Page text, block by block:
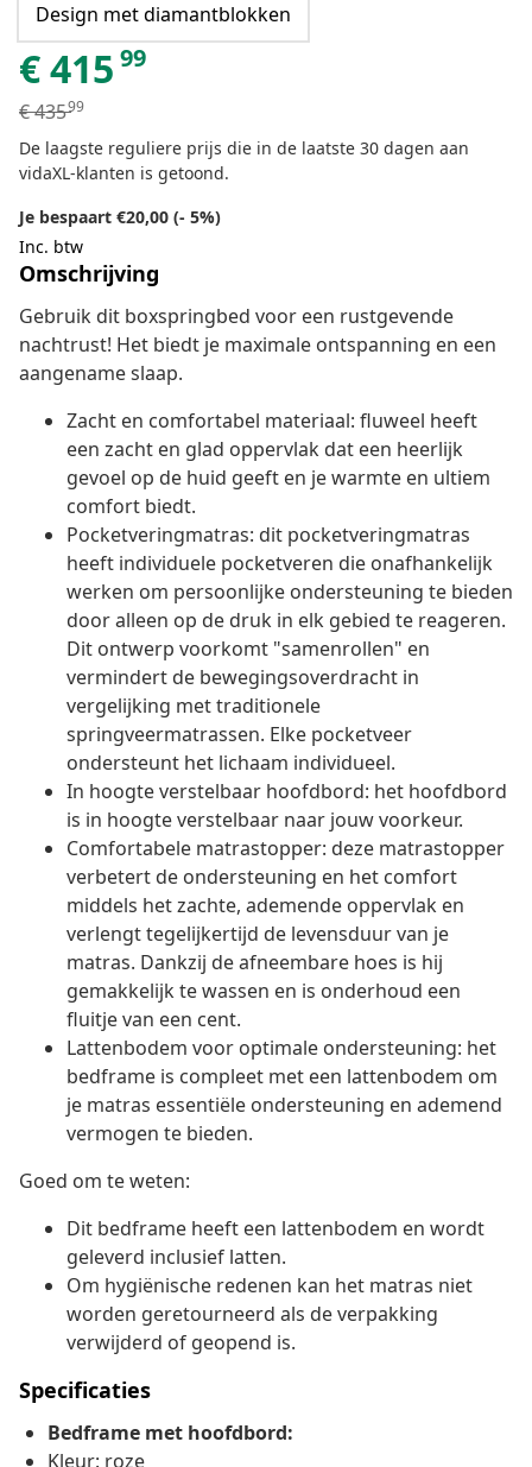
Design met diamantblokken
€415 99
€43599
De laagste reguliere prijs die in de laatste 30 dagen aan
vidaXL-klanten is getoond.
Je bespaart €20,00 (- 5%)
Inc. btw
Omschrijving
Gebruik dit boxspringbed voor een rustgevende
nachtrust! Het biedt je maximale ontspanning en een
aangename slaap.
Zacht en comfortabel materiaal: fluweel heeft
een zacht en glad oppervlak dat een heerlijk
gevoel op de huid geeft en je warmte en ultiem
comfort biedt.
Pocketveringmatras: dit pocketveringmatras
heeft individuele pocketveren die onafhankelijk
werken om persoonlijke ondersteuning te bieden
door alleen op de druk in elk gebied te reageren.
Dit ontwerp voorkomt "samenrollen" en
vermindert de bewegingsoverdracht in
vergelijking met traditionele
springveermatrassen. Elke pocketveer
ondersteunt het lichaam individueel.
In hoogte verstelbaar hoofdbord: het hoofdbord
is in hoogte verstelbaar naar jouw voorkeur.
Comfortabele matrastopper: deze matrastopper
verbetert de ondersteuning en het comfort
middels het zachte, ademende oppervlak en
verlengt tegelijkertijd de levensduur van je
matras. Dankzij de afneembare hoes is hij
gemakkelijk te wassen en is onderhoud een
fluitje van een cent.
Lattenbodem voor optimale ondersteuning: het
bedframe is compleet met een lattenbodem om
je matras essentiële ondersteuning en ademend
vermogen te bieden.
Goed om te weten:
Dit bedframe heeft een lattenbodem en wordt
geleverd inclusief latten.
Om hygiënische redenen kan het matras niet
worden geretourneerd als de verpakking
verwijderd of geopend is.
Specificaties
Bedframe met hoofdbord:
Kleur: roze